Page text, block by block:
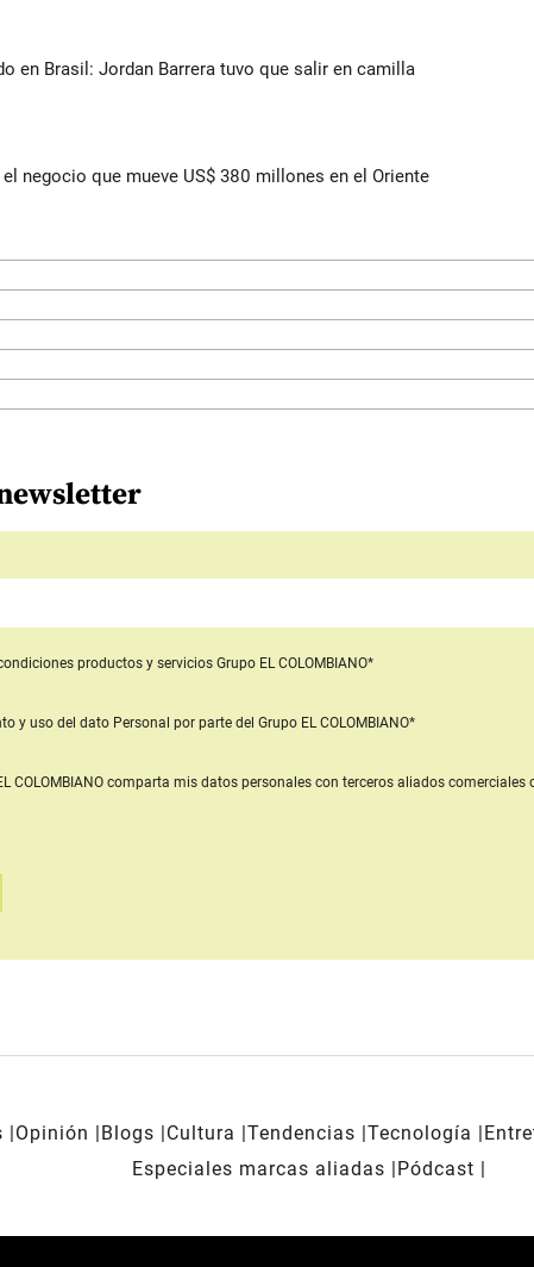
en Brasil: Jordan Barrera tuvo que salir en camilla
negocio que mueve US$ 380 millones en el Oriente
productos y servicios Grupo EL COLOMBIANO*
y uso del dato Personal por parte del Grupo EL COLOMBIANO*
COLOMBIANO comparta mis datos personales con terceros aliados comerciales
Opinión Blogs Cultura Tendencias Tecnología
Especiales marcas aliadas
Pódcast